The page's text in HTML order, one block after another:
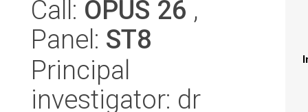
Call: OPUS 26 ,
Panel: ST8
Principal
investigator: dr